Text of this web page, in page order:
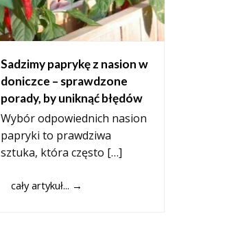
Sadzimy paprykę z nasion w
doniczce – sprawdzone
porady, by uniknąć błędów
Wybór odpowiednich nasion
papryki to prawdziwa
sztuka, która często […]
cały artykuł... →